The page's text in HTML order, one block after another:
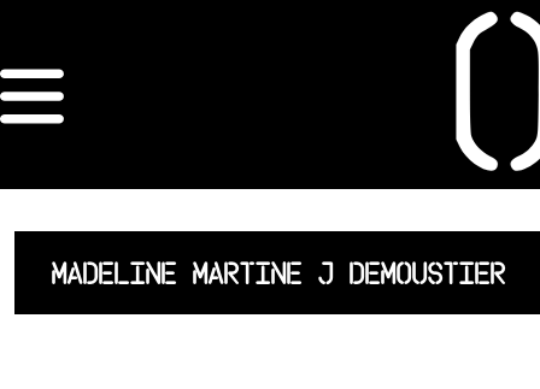
ORDRE DES
ARCHITECTES
ACCUEIL
LISTE DES
MADELINE MARTINE J DEMOUSTIER